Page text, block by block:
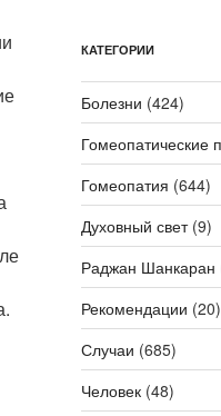
КАТЕГОРИИ
Болезни (424)
Гомеопатические
Гомеопатия (644)
Духовный свет(9)
Раджан Шанкаран
Рекомендации (20)
Случаи (685)
Человек(48)